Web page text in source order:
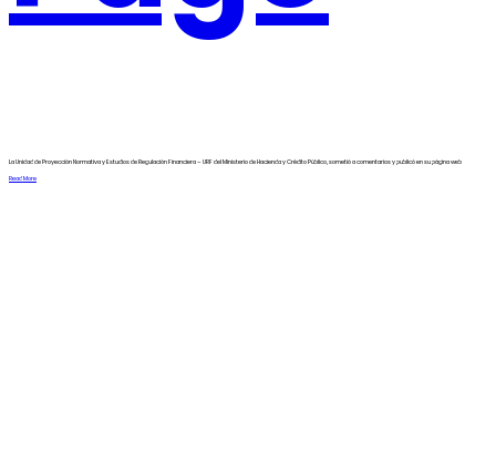
La Unidad de Proyección Normativa y Estudios de Regulación Financiera – URF del Ministerio de Hacienda y Crédito Público, sometió a comentarios y publicó en su página web
Read More